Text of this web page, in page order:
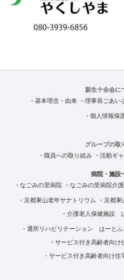
新生十全会に
・基本理念・由来
・理事長ごあい
・個人情報保
グループの取
・職員への取り組み
・活動ギ
病院・施設
・なごみの里病院
・なごみの里病院介
・京都東山老年サナトリウム
・京都
・介護老人保健施設
・通所リハビリテーション はーとふ
・サービス付き高齢者向
・サービス付き高齢者向け